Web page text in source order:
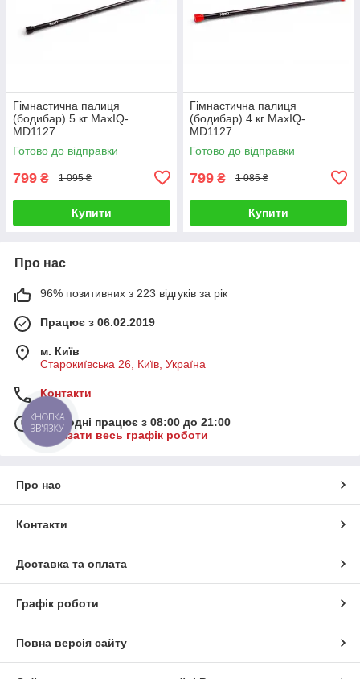
Гімнастична палиця
(бодибар) 5 кг MaxIQ-
MD1127
Готово до відправки
799 ₴ 1 095 ₴
Купити
Гімнастична палиця
(бодибар) 4 кг MaxIQ-
MD1127
Готово до відправки
799 ₴ 1 085 ₴
Купити
Про нас
96% позитивних з 223 відгуків за рік
Працює з 06.02.2019
м. Київ
Старокиївська 26, Київ, Україна
Контакти
Сьогодні працює з 08:00 до 21:00
Показати весь графік роботи
Про нас
Контакти
Доставка та оплата
Графік роботи
Повна версія сайту
КНОПКА
ЗВ'ЯЗКУ